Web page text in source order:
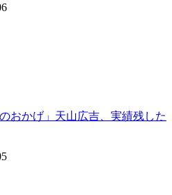
おかげ」天山広吉、実績残した